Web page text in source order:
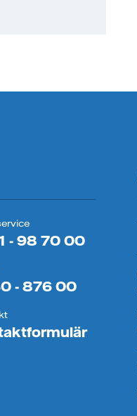
- 98 70 00
- 876 00